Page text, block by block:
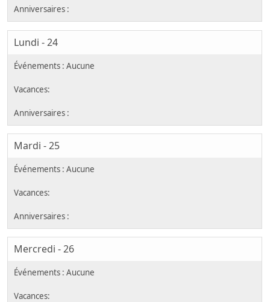
Lundi - 24
Mardi - 25
Mercredi - 26